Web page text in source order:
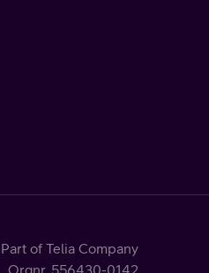
of Telia Company
Orgnr. 556430-0142